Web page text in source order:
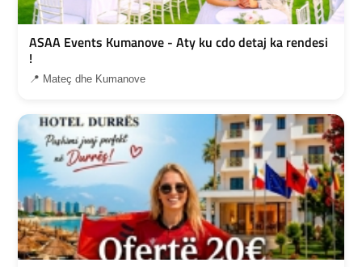
ASAA Events Kumanove - Aty ku cdo detaj ka rendesi
!
📍 Mateç dhe Kumanove